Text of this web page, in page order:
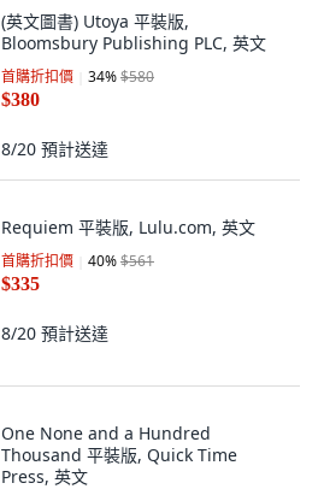
(英文圖書) Utoya 平裝版,
Bloomsbury Publishing PLC, 英文
首購折扣價 34%$580
$380
8/20 預計送達
Requiem 平裝版, Lulu.com, 英文
首購折扣價 40%$561
$335
8/20 預計送達
One None and a Hundred
Thousand 平裝版, Quick Time
Press, 英文